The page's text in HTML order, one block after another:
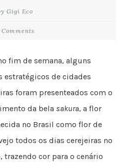
Gigi Eco
Comments
fim de semana, alguns
estratégicos de cidades
foram presenteados com o
da bela sakura, a flor
no Brasil como flor de
todos os dias cerejeiras no
cor para o cenário